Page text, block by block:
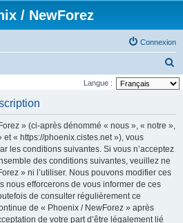
/ NewForez
Connexion
e
Langue :
» (ci-après dénommé « nous », « notre »,
« https://phoenix.cistes.net »), vous
les conditions suivantes. Si vous n’acceptez
des conditions suivantes, veuillez ne
» ni l’utiliser. Nous pouvons modifier ces
nous efforcerons de vous informer de ces
de consulter régulièrement ce
de « Phoenix / NewForez » après
de votre part d’être légalement lié